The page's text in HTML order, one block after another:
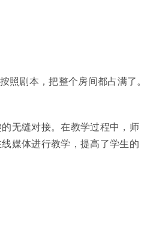
照剧本，把整个房间都占满了。
无缝对接。在教学过程中，师
媒体进行教学，提高了学生的